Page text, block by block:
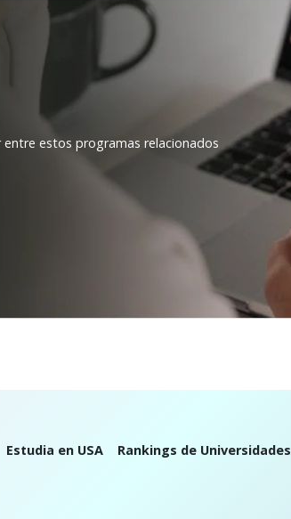
estos programas relacionados
Estudia en USA Rankings de Universidades